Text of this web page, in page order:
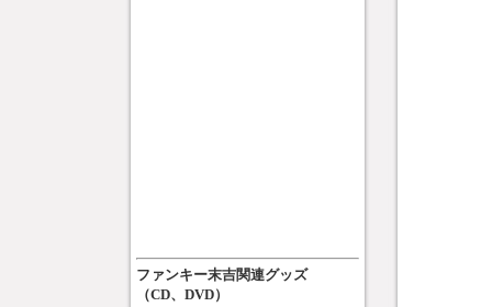
ファンキー末吉関連グッズ
（CD、DVD）